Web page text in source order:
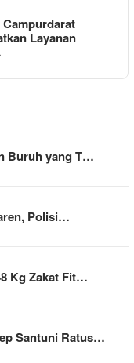
Campurdarat
Layanan
Buruh yang T…
Polisi…
Kg Zakat Fit…
Santuni Ratus…